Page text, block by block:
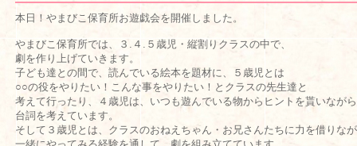
本日！やまびこ保育所お遊戯会を開催しました。
やまびこ保育所では、３.４.５歳児・縦割りクラスの中で、
劇を作り上げていきます。
子ども達との間で、読んでいる絵本を題材に、５歳児とは
○○の役をやりたい！こんな事をやりたい！とクラスの先生達と
考えて行ったり、４歳児は、いつも遊んでいる物からヒントを貰いながら
台詞を考えています。
そして３歳児とは、クラスのおねえちゃん・お兄さんたちに力を借りな